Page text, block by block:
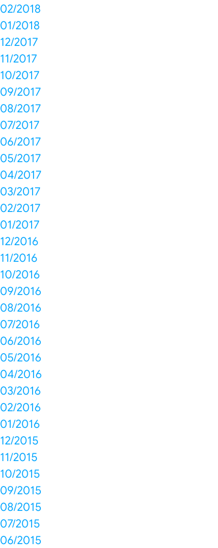
02/2018
01/2018
12/2017
11/2017
10/2017
09/2017
08/2017
07/2017
06/2017
05/2017
04/2017
03/2017
02/2017
01/2017
12/2016
11/2016
10/2016
09/2016
08/2016
07/2016
06/2016
05/2016
04/2016
03/2016
02/2016
01/2016
12/2015
11/2015
10/2015
09/2015
08/2015
07/2015
06/2015